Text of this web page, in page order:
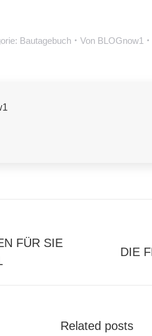
Bautagebuch Von BLOGnow1
FÜR SIE
DIE
Related posts